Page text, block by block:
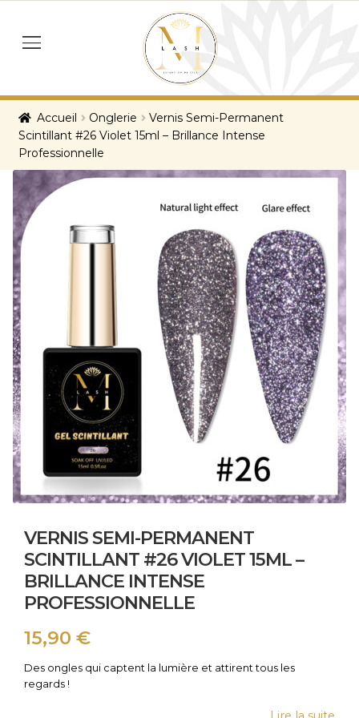
navigation
content
menu
Accueil Onglerie
Vernis Semi-Permanent
Scintillant #26 Violet 15ml – Brillance Intense
Professionnelle
VERNIS SEMI-PERMANENT
SCINTILLANT #26 VIOLET 15ML –
BRILLANCE INTENSE
PROFESSIONNELLE
15,90 €
Des ongles qui captent la lumière et attirent tous les
regards !